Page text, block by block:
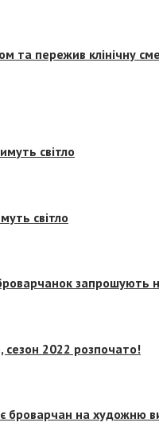
та пережив клінічну
світло
світло
запрошують
сезон 2022 розпочато!
броварчан на художню